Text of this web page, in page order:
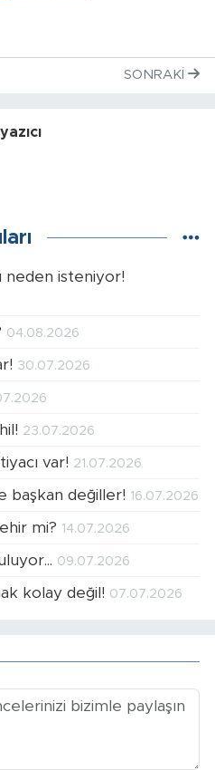
SONRAKI
neden isteniyor!
04.08.2026
30.07.2026
23.07.2026
var! 21.07.2026
başkan değiller! 16.07.2026
mi? 14.07.2026
09.07.2026
kolay değil! 07.07.2026